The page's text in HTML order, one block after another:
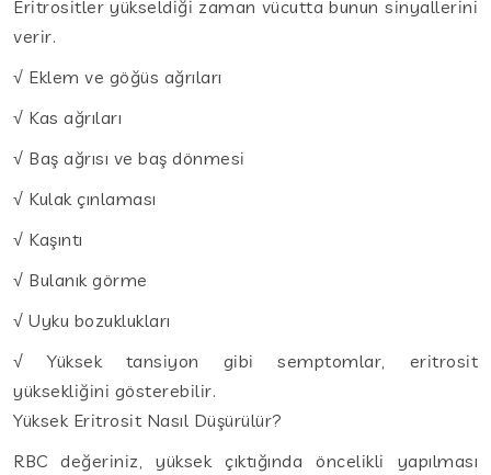
Eritrositler yükseldiği zaman vücutta bunun sinyallerini
verir.
√ Eklem ve göğüs ağrıları
√ Kas ağrıları
√ Baş ağrısı ve baş dönmesi
√ Kulak çınlaması
√ Kaşıntı
√ Bulanık görme
√ Uyku bozuklukları
√ Yüksek tansiyon gibi semptomlar, eritrosit
yüksekliğini gösterebilir.
Yüksek Eritrosit Nasıl Düşürülür?
RBC değeriniz, yüksek çıktığında öncelikli yapılması